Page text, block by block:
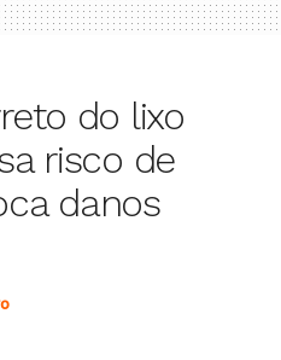
do lixo
risco de
danos